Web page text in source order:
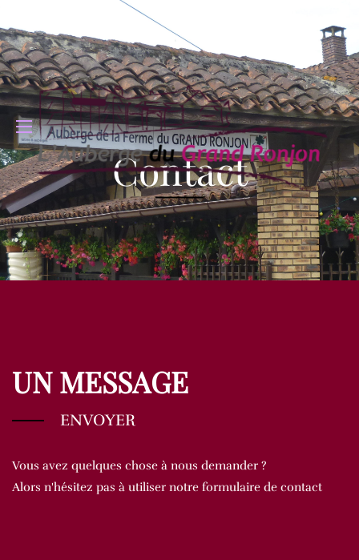
Contact
UN MESSAGE
ENVOYER
Vous avez quelques chose à nous demander ?
Alors n'hésitez pas à utiliser notre formulaire de contact